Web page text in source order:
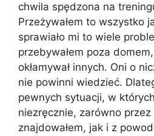
chwila spędzona na
Przeżywałem to wszystko
sprawiało mi to wiele
przebywałem poza
okłamywał innych. Oni o
nie powinni wiedzieć.
pewnych sytuacji, w
niezręcznie, zarówno
znajdowałem, jak i z